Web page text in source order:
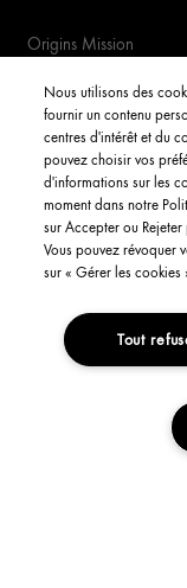
Origins Mission
CONTACT US
+41435510323
WhatsApp
Email Us
Manage cookies
Nous utilisons des
fournir un contenu
centres d'intérêt et du
pouvez choisir vos
d'informations sur les
moment dans notre
sur Accepter ou
Vous pouvez révoquer
sur « Gérer les cookies
Tout